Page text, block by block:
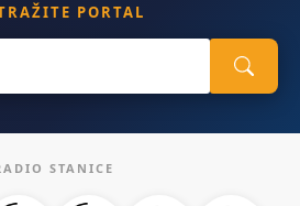
PORTAL
STANICE